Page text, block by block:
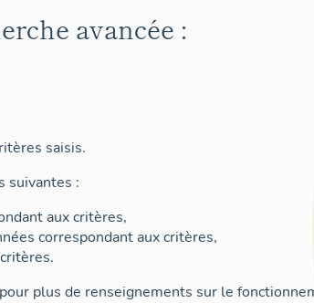
avancée :
saisis.
suivantes :
aux critères,
correspondant aux critères,
pour plus de renseignements sur le